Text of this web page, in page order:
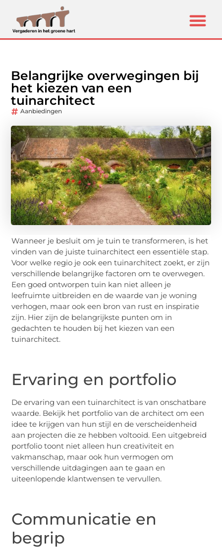
Belangrijke overwegingen bij
het kiezen van een
tuinarchitect
Aanbiedingen
Wanneer je besluit om je tuin te transformeren, is het
vinden van de juiste tuinarchitect een essentiële stap.
Voor welke regio je ook een tuinarchitect zoekt, er zijn
verschillende belangrijke factoren om te overwegen.
Een goed ontworpen tuin kan niet alleen je
leefruimte uitbreiden en de waarde van je woning
verhogen, maar ook een bron van rust en inspiratie
zijn. Hier zijn de belangrijkste punten om in
gedachten te houden bij het kiezen van een
tuinarchitect.
Ervaring en portfolio
De ervaring van een tuinarchitect is van onschatbare
waarde. Bekijk het portfolio van de architect om een
idee te krijgen van hun stijl en de verscheidenheid
aan projecten die ze hebben voltooid. Een uitgebreid
portfolio toont niet alleen hun creativiteit en
vakmanschap, maar ook hun vermogen om
verschillende uitdagingen aan te gaan en
uiteenlopende klantwensen te vervullen.
Communicatie en
begrip